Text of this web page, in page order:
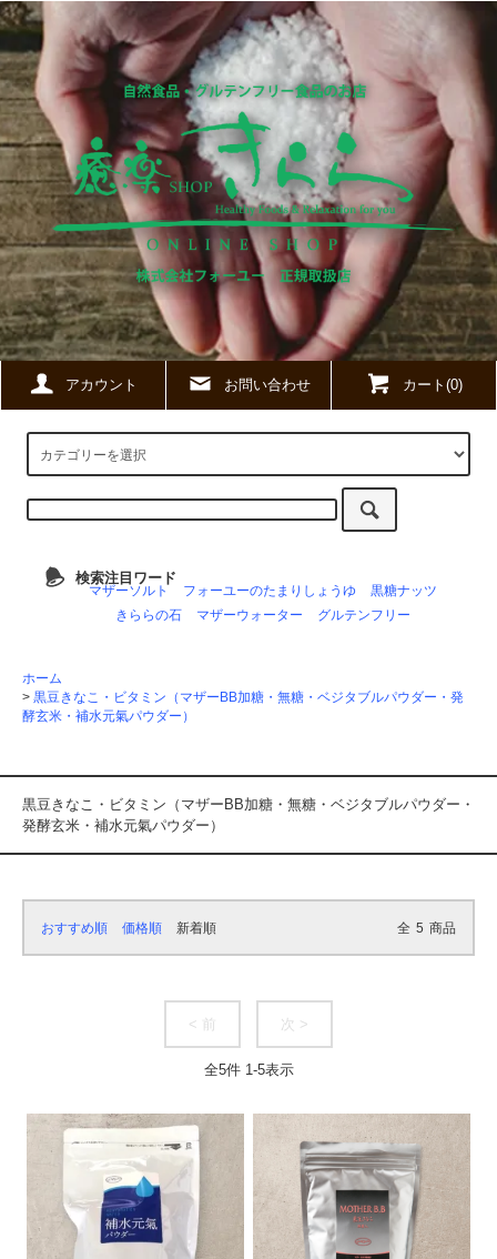
アカウント お問い合わせ カート(0)
検索注目ワード
マザーソルト フォーユーのたまりしょうゆ
黒糖ナッツ
きららの石
マザーウォーター グルテンフリー
ホーム
> 黒豆きなこ・ビタミン（マザーBB加糖・無糖・ベジタブルパウダー・発
酵玄米・補水元氣パウダー）
黒豆きなこ・ビタミン（マザーBB加糖・無糖・ベジタブルパウダー・
発酵玄米・補水元氣パウダー）
おすすめ順 価格順 新着順 全 5 商品
< 前 次 >
全5件 1-5表示